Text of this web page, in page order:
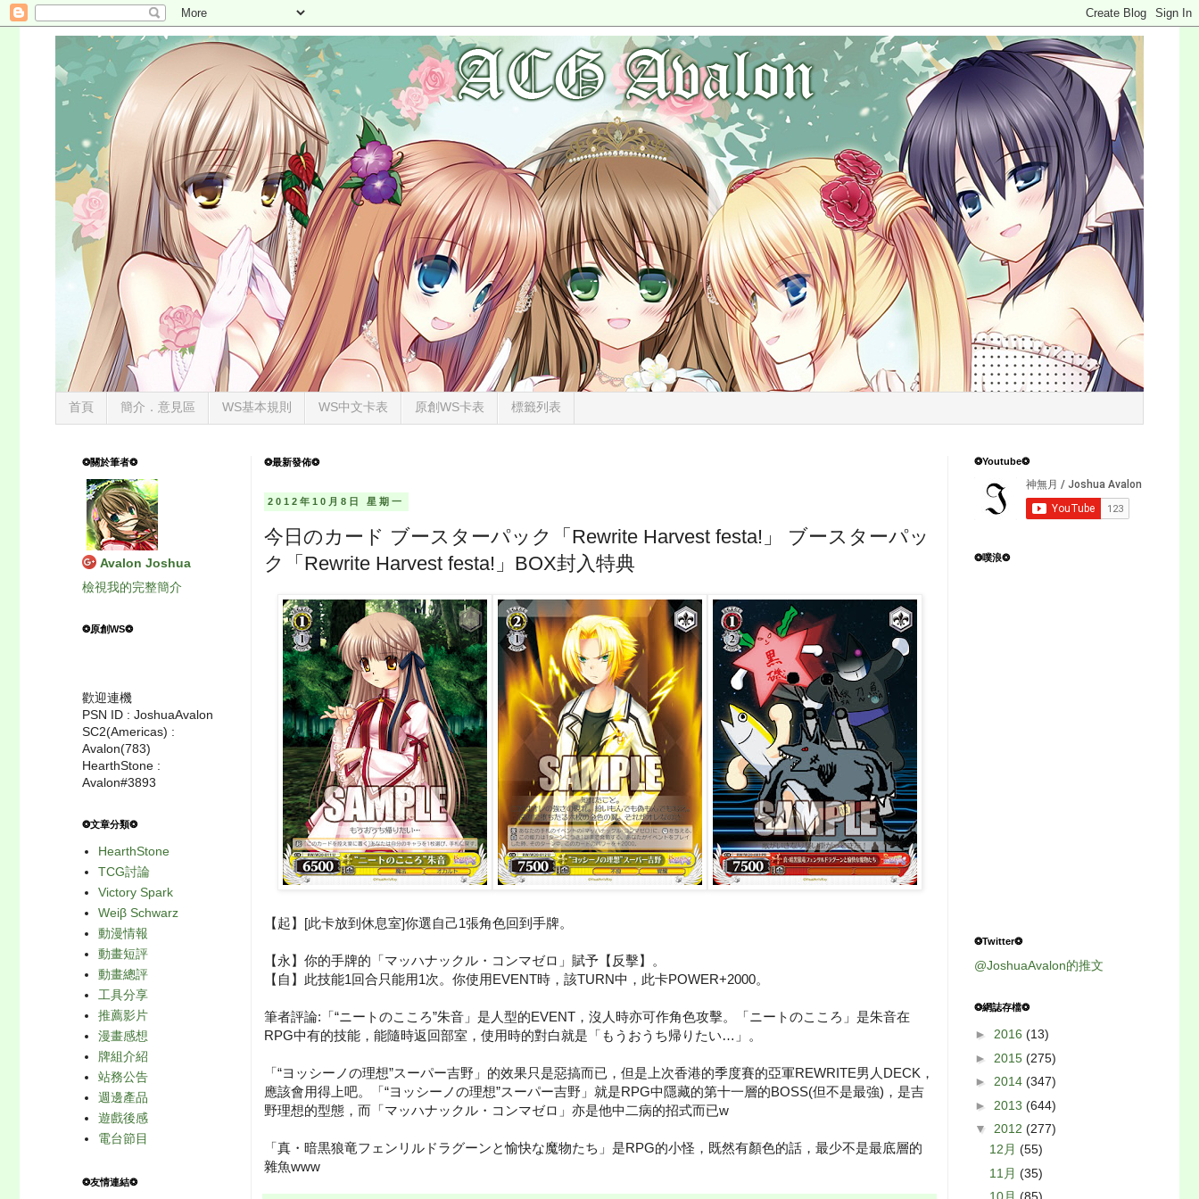
首頁 簡介．意見區 WS基本規則 WS中文卡表 原創WS卡表 標籤列表
❂最新發佈❂
2012年10月8日 星期一
今日のカード ブースターパック「Rewrite Harvest festa!」 ブースターパッ
ク「Rewrite Harvest festa!」BOX封入特典
【起】[此卡放到休息室]你選自己1張角色回到手牌。
【永】你的手牌的「マッハナックル・コンマゼロ」賦予【反擊】。
【自】此技能1回合只能用1次。你使用EVENT時，該TURN中，此卡POWER+2000。
筆者評論:「“ニートのこころ”朱音」是人型的EVENT，沒人時亦可作角色攻擊。「ニートのこころ」是朱音在
RPG中有的技能，能隨時返回部室，使用時的對白就是「もうおうち帰りたい…」。
「“ヨッシーノの理想”スーパー吉野」的效果只是惡搞而已，但是上次香港的季度賽的亞軍REWRITE男人DECK，
應該會用得上吧。「“ヨッシーノの理想”スーパー吉野」就是RPG中隱藏的第十一層的BOSS(但不是最強)，是吉
野理想的型態，而「マッハナックル・コンマゼロ」亦是他中二病的招式而已w
「真・暗黒狼竜フェンリルドラグーンと愉快な魔物たち」是RPG的小怪，既然有顏色的話，最少不是最底層的
雜魚www
❂關於筆者❂
Avalon Joshua
檢視我的完整簡介
❂原創WS❂
歡迎連機
PSN ID : JoshuaAvalon
SC2(Americas) :
Avalon(783)
HearthStone :
Avalon#3893
❂文章分類❂
HearthStone
TCG討論
Victory Spark
Weiβ Schwarz
動漫情報
動畫短評
動畫總評
工具分享
推薦影片
漫畫感想
牌組介紹
站務公告
週邊產品
遊戲後感
電台節目
❂友情連結❂
❂Youtube❂
❂噗浪❂
❂Twitter❂
@JoshuaAvalon的推文
❂網誌存檔❂
► 2016 (13)
► 2015 (275)
► 2014 (347)
► 2013 (644)
▼ 2012 (277)
12月 (55)
11月 (35)